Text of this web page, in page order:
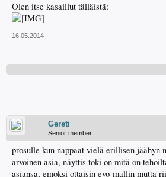
Olen itse kasaillut tälläistä:
16.05.2014
Gereti
Senior member
prosulle kun nappaat vielä erillisen jäähyn
arvoinen asia, näyttis toki on mitä on
asiansa, emoksi ottaisin evo-mallin mutta